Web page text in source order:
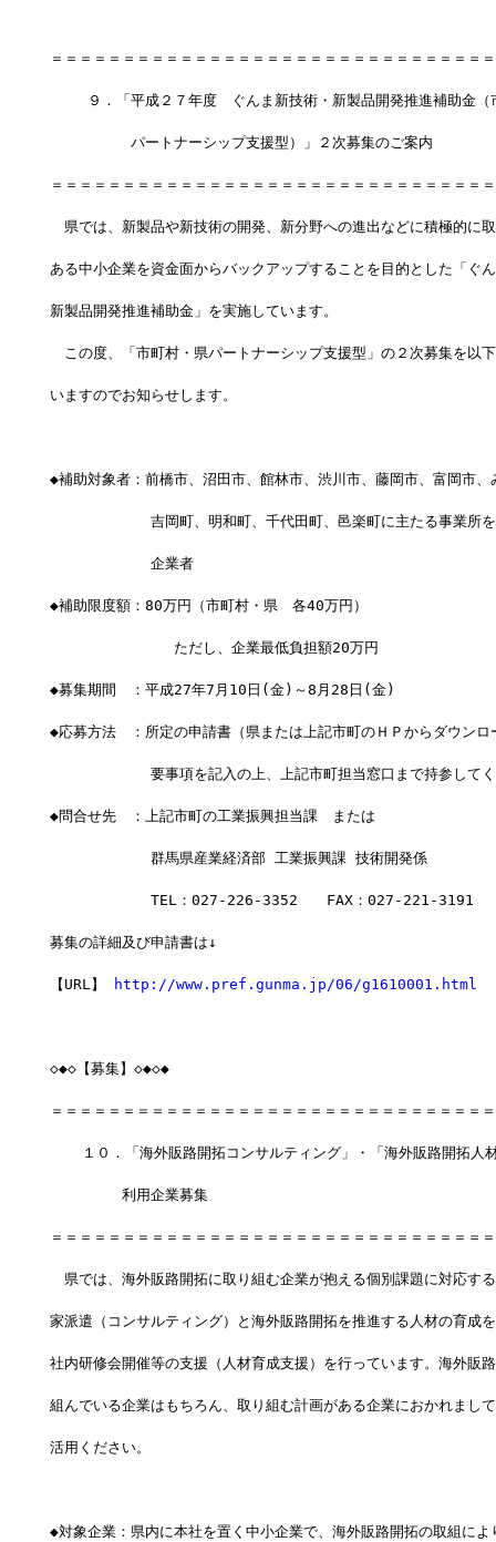
＝＝＝＝＝＝＝＝＝＝＝＝＝＝＝＝＝＝＝＝＝＝＝＝＝＝＝＝＝＝
９．「平成２７年度　ぐんま新技術・新製品開発推進補助金（
パートナーシップ支援型）」２次募集のご案内
＝＝＝＝＝＝＝＝＝＝＝＝＝＝＝＝＝＝＝＝＝＝＝＝＝＝＝＝＝＝
県では、新製品や新技術の開発、新分野への進出などに積極的に
ある中小企業を資金面からバックアップすることを目的とした「ぐ
新製品開発推進補助金」を実施しています。
この度、「市町村・県パートナーシップ支援型」の２次募集を以
いますのでお知らせします。
◆補助対象者：前橋市、沼田市、館林市、渋川市、藤岡市、富岡市、
吉岡町、明和町、千代田町、邑楽町に主たる事業所を
企業者
◆補助限度額：80万円（市町村・県　各40万円）
              ただし、企業最低負担額20万円
◆募集期間　：平成27年7月10日(金)～8月28日(金)
◆応募方法　：所定の申請書（県または上記市町のＨＰからダウンロ
要事項を記入の上、上記市町担当窓口まで持参してく
◆問合せ先　：上記市町の工業振興担当課　または
群馬県産業経済部 工業振興課 技術開発係
TEL：027-226-3352　　FAX：027-221-3191
募集の詳細及び申請書は↓
【URL】 http://www.pref.gunma.jp/06/g1610001.html
◇◆◇【募集】◇◆◇◆
＝＝＝＝＝＝＝＝＝＝＝＝＝＝＝＝＝＝＝＝＝＝＝＝＝＝＝＝＝＝
１０．「海外販路開拓コンサルティング」・「海外販路開拓人
利用企業募集
＝＝＝＝＝＝＝＝＝＝＝＝＝＝＝＝＝＝＝＝＝＝＝＝＝＝＝＝＝＝
県では、海外販路開拓に取り組む企業が抱える個別課題に対応す
家派遣（コンサルティング）と海外販路開拓を推進する人材の育成
社内研修会開催等の支援（人材育成支援）を行っています。海外販
組んでいる企業はもちろん、取り組む計画がある企業におかれまし
活用ください。
◆対象企業：県内に本社を置く中小企業で、海外販路開拓の取組によ